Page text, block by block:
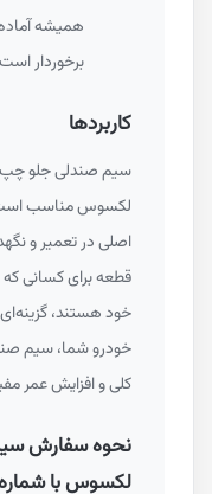
همیشه آماده
برخوردار است.
کاربردها
سیم صندلی جلو چپ
لکسوس مناسب است و
اصلی در تعمیر و
قطعه برای کسانی که به
خود هستند، گزینه‌ای
خودرو شما، سیم
کلی و افزایش عمر مفید
نحوه سفارش سیم
لکسوس با شماره فنی